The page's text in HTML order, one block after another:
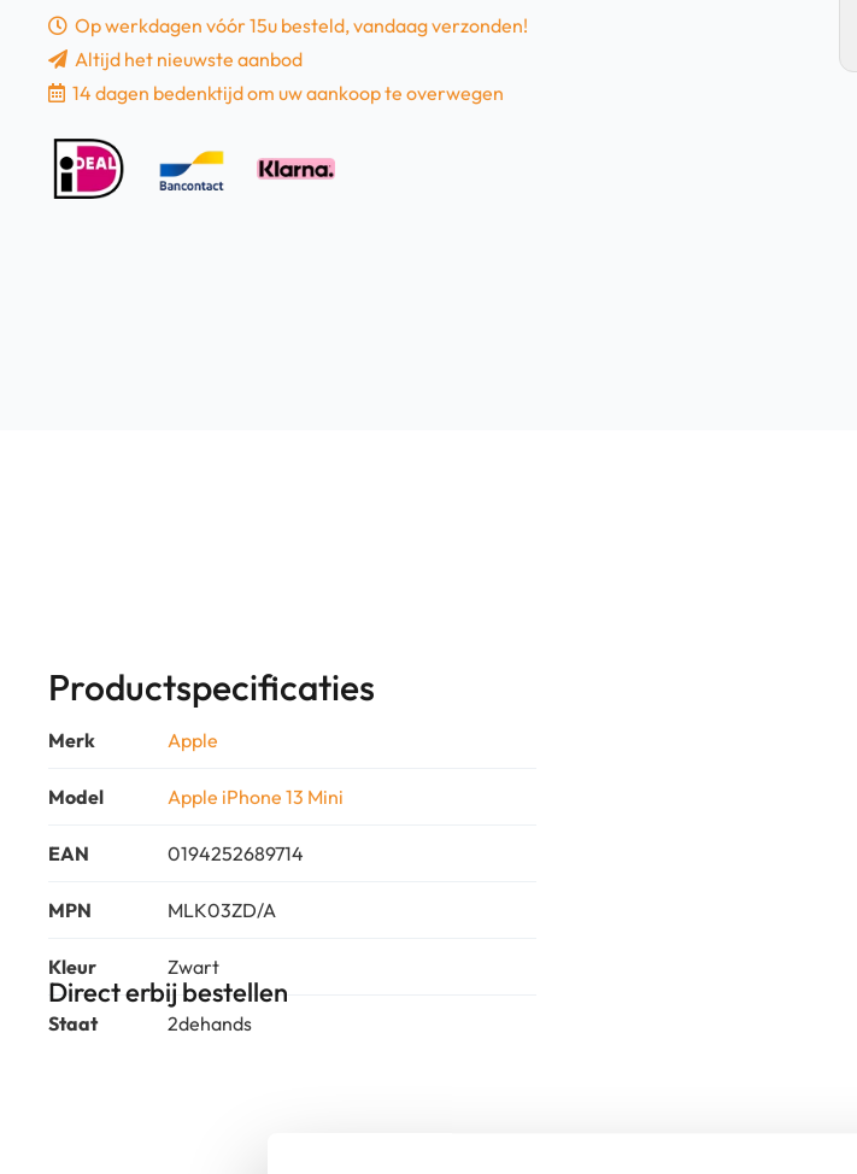
Op werkdagen vóór 15u besteld, vandaag verzonden!
Altijd het nieuwste aanbod
14 dagen bedenktijd om uw aankoop te overwegen
Productspecificaties
Merk Apple
Model Apple iPhone 13 Mini
EAN 0194252689714
MPN MLK03ZD/A
Kleur Zwart
Staat 2dehands
Direct erbij bestellen